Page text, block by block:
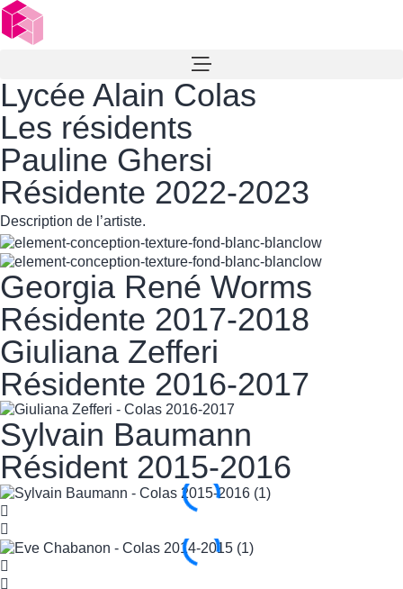
Lycée Alain Colas
Les résidents
Pauline Ghersi
Résidente 2022-2023
Description de l’artiste.
Georgia René Worms
Résidente 2017-2018
Giuliana Zefferi
Résidente 2016-2017
Sylvain Baumann
Résident 2015-2016